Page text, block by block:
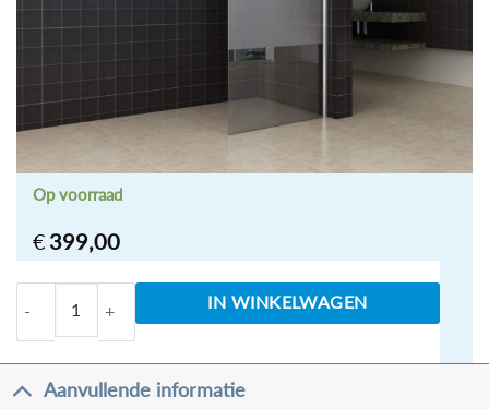
€ 399,00
Op voorraad
Inloopdouche + muurprofiel1200x2000 10mm
IN WINKELWAGEN
Aanvullende informatie